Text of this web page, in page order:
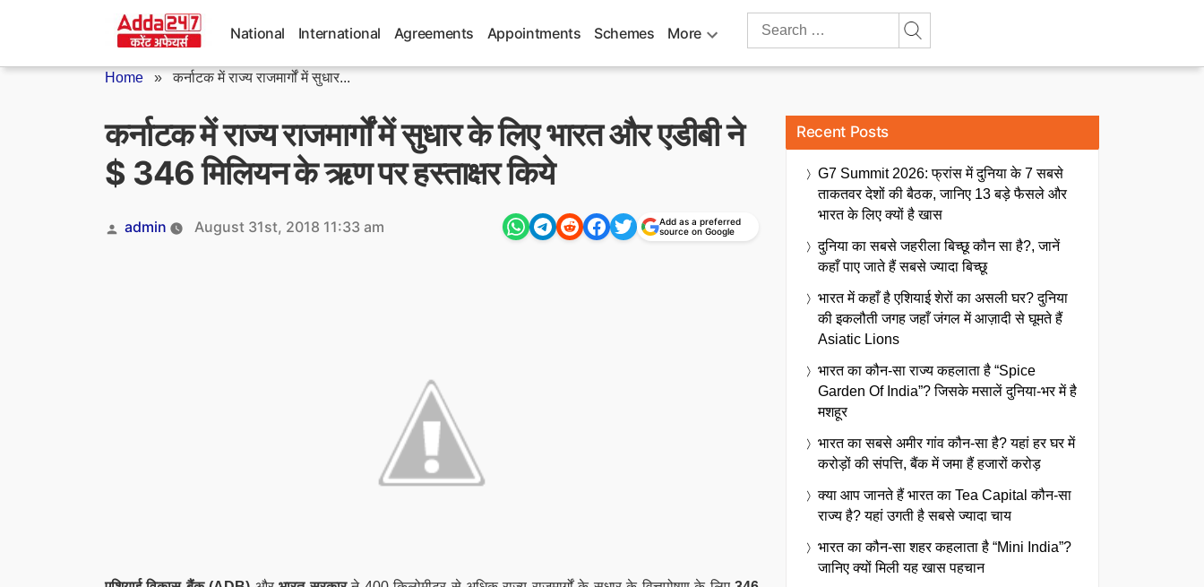
National International Agreements Appointments Schemes More
Search
Home »कर्नाटक में राज्य राजमार्गों में सुधार...
कर्नाटक में राज्य राजमार्गों में सुधार के लिए भारत और एडीबी ने
$ 346 मिलियन के ऋण पर हस्ताक्षर किये
Posted
admin August 31st, 2018 11:33 am
Add as a preferred
source on Google
Recent Posts
G7 Summit 2026: फ्रांस में दुनिया के 7 सबसे
ताकतवर देशों की बैठक, जानिए 13 बड़े फैसले और
भारत के लिए क्यों है खास
दुनिया का सबसे जहरीला बिच्छू कौन सा है?, जानें
कहाँ पाए जाते हैं सबसे ज्यादा बिच्छू
भारत में कहाँ है एशियाई शेरों का असली घर? दुनिया
की इकलौती जगह जहाँ जंगल में आज़ादी से घूमते हैं
Asiatic Lions
भारत का कौन-सा राज्य कहलाता है “Spice
Garden Of India”? जिसके मसालें दुनिया-भर में है
मशहूर
भारत का सबसे अमीर गांव कौन-सा है? यहां हर घर में
करोड़ों की संपत्ति, बैंक में जमा हैं हजारों करोड़
क्या आप जानते हैं भारत का Tea Capital कौन-सा
राज्य है? यहां उगती है सबसे ज्यादा चाय
भारत का कौन-सा शहर कहलाता है “Mini India”?
जानिए क्यों मिली यह खास पहचान